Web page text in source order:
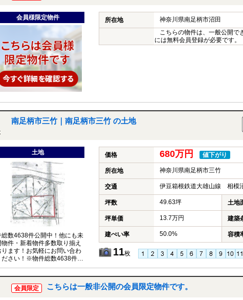
会員様限定物件 所在地
神奈川県南足柄市沼田
こちらの物件は、一般公開で
には無料会員登録が必要です。
南足柄市三竹｜南足柄市三竹 の土地
土地
総数4638件公開中！他にも未
物件・新着物件多数取り揃え
ります！お気軽にお問い合わ
ださい！※物件総数4638件は
3月6日現在のものです
価格 680万円 値下がり
所在地 神奈川県南足柄市三竹
交通 伊豆箱根鉄道大雄山線 相模
坪数 49.63坪 土地
坪単価 13.7万円 建築
建ぺい率 50.0% 容積
11枚
会員限定 こちらは一般非公開の会員限定物件です。